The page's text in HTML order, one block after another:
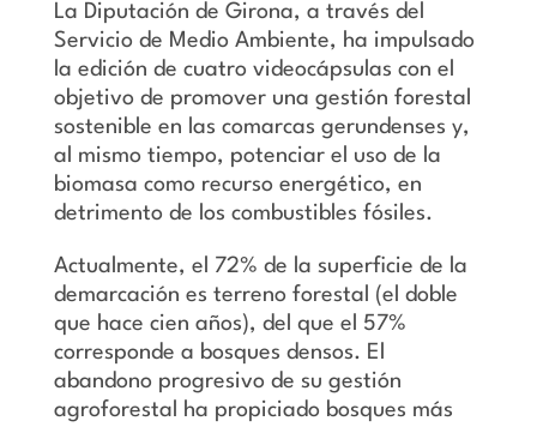
La Diputación de Girona, a través del
Servicio de Medio Ambiente, ha impulsado
la edición de cuatro videocápsulas con el
objetivo de promover una gestión forestal
sostenible en las comarcas gerundenses y,
al mismo tiempo, potenciar el uso de la
biomasa como recurso energético, en
detrimento de los combustibles fósiles.
Actualmente, el 72% de la superficie de la
demarcación es terreno forestal (el doble
que hace cien años), del que el 57%
corresponde a bosques densos. El
abandono progresivo de su gestión
agroforestal ha propiciado bosques más